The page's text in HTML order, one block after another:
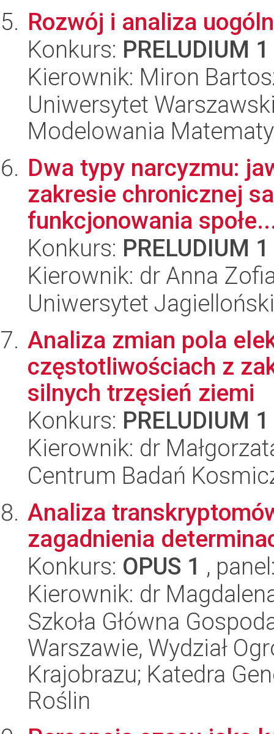
Rozwój i analiza
Konkurs: PRELUDIUM 1
Kierownik: Miron
Uniwersytet
Modelowania
Dwa typy narcyzmu:
zakresie chronicznej
funkcjonowania
Konkurs: PRELUDIUM 1
Kierownik: dr Anna
Uniwersytet
Analiza zmian pola
częstotliwościach z
silnych trzęsień ziemi
Konkurs: PRELUDIUM 1
Kierownik: dr
Centrum Badań
Analiza
zagadnienia
Konkurs: OPUS 1 ,
Kierownik: dr
Szkoła Główna
Warszawie, Wydział
Krajobrazu; Katedra
Roślin